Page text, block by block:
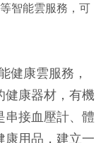
智能雲服務，可
健康雲服務，
健康器材，有機
串接血壓計、體
康用品，建立一